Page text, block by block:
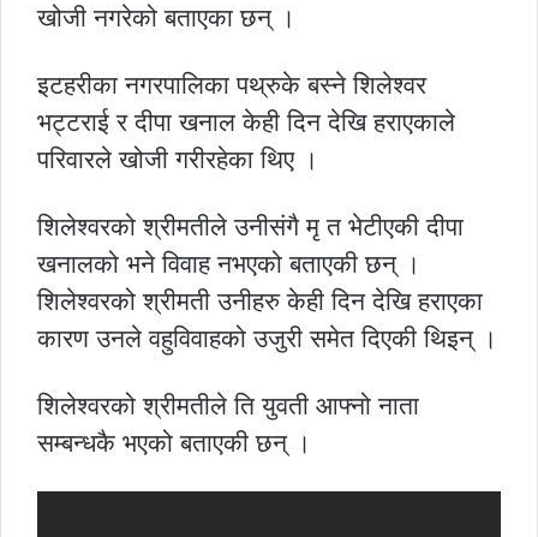
खोजी नगरेको बताएका छन् ।
इटहरीका नगरपालिका पथ्रुके बस्ने शिलेश्वर
भट्टराई र दीपा खनाल केही दिन देखि हराएकाले
परिवारले खोजी गरीरहेका थिए ।
शिलेश्वरको श्रीमतीले उनीसंगै मृ त भेटीएकी दीपा
खनालको भने विवाह नभएको बताएकी छन् ।
शिलेश्वरको श्रीमती उनीहरु केही दिन देखि हराएका
कारण उनले वहुविवाहको उजुरी समेत दिएकी थिइन् ।
शिलेश्वरको श्रीमतीले ति युवती आफ्नो नाता
सम्बन्धकै भएको बताएकी छन् ।